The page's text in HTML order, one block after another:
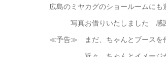
広島のミヤカグのショールームにも
写真お借りいたしました 感
≪予告≫ まだ、ちゃんとブースを